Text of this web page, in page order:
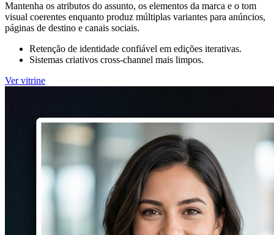
Mantenha os atributos do assunto, os elementos da marca e o tom
visual coerentes enquanto produz múltiplas variantes para anúncios,
páginas de destino e canais sociais.
Retenção de identidade confiável em edições iterativas.
Sistemas criativos cross-channel mais limpos.
Ver vitrine